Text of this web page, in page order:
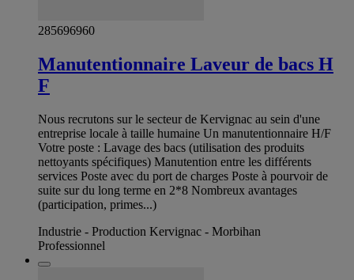
285696960
Manutentionnaire Laveur de bacs H
F
Nous recrutons sur le secteur de Kervignac au sein d'une
entreprise locale à taille humaine Un manutentionnaire H/F
Votre poste : Lavage des bacs (utilisation des produits
nettoyants spécifiques) Manutention entre les différents
services Poste avec du port de charges Poste à pourvoir de
suite sur du long terme en 2*8 Nombreux avantages
(participation, primes...)
Industrie - Production Kervignac - Morbihan
Professionnel